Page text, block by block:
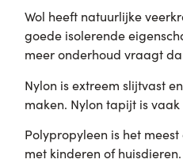
Wol heeft natuurlijke
goede isolerende
meer onderhoud vraagt
Nylon is extreem slijtvast
maken. Nylon tapijt is
Polypropyleen is het
met kinderen of